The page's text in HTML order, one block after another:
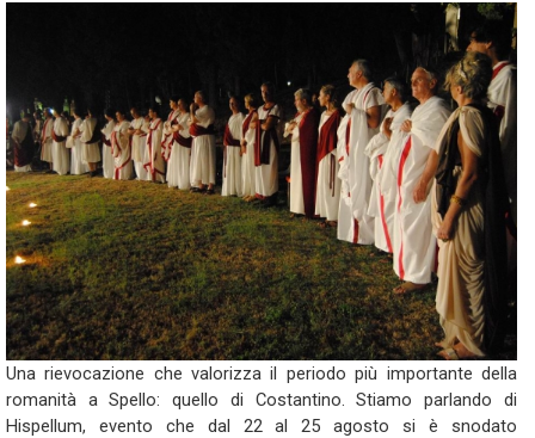
Una rievocazione che valorizza il periodo più importante della
romanità a Spello: quello di Costantino. Stiamo parlando di
Hispellum, evento che dal 22 al 25 agosto si è snodato